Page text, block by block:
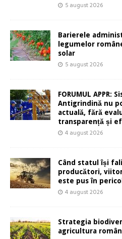
5 august 2026
Barierele
legumelor
solar
5 august 2026
FORUMUL APPR:
Antigrindină nu
actuală, fără
transparență și
4 august 2026
Când statul își
producători,
este pus în pericol
4 august 2026
Strategia
agricultura